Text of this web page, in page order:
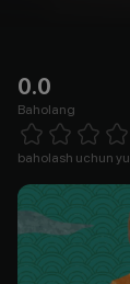
0.0
Baholang
1 Star 2 Stars 3 Stars 4
baholash uchun